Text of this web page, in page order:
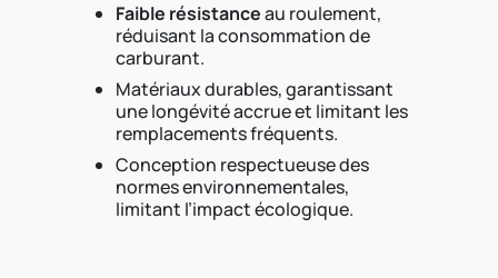
Faible résistanceau roulement,
réduisant la consommation de
carburant.
Matériaux durables, garantissant
une longévité accrue et limitant les
remplacements fréquents.
Conception respectueuse des
normes environnementales,
limitant l’impact écologique.